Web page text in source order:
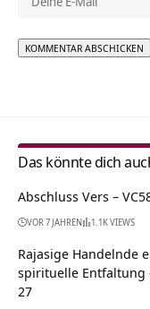
Das könnte dich
Abschluss Vers –
VOR 7 JAHREN 1.1K VIEWS
Rajasige Handelnde
spirituelle Entfaltung
27